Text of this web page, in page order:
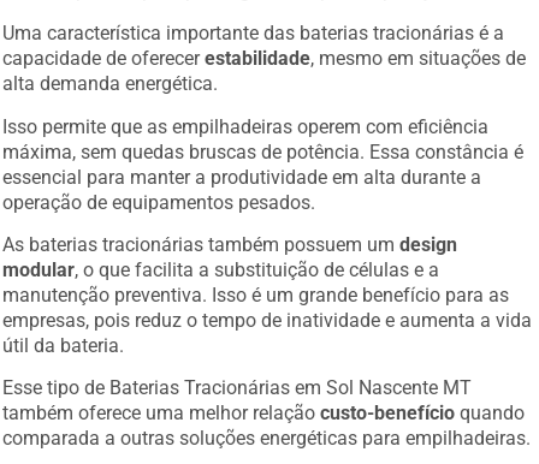
Uma característica importante das baterias tracionárias é a
capacidade de oferecerestabilidade , mesmo em situações de
alta demanda energética.
Isso permite que as empilhadeiras operem com eficiência
máxima, sem quedas bruscas de potência. Essa constância é
essencial para manter a produtividade em alta durante a
operação de equipamentos pesados.
As baterias tracionárias também possuem umdesign
modular , o que facilita a substituição de células e a
manutenção preventiva. Isso é um grande benefício para as
empresas, pois reduz o tempo de inatividade e aumenta a vida
útil da bateria.
Esse tipo de Baterias Tracionárias em Sol Nascente MT
também oferece uma melhor relaçãocusto-benefício quando
comparada a outras soluções energéticas para empilhadeiras.